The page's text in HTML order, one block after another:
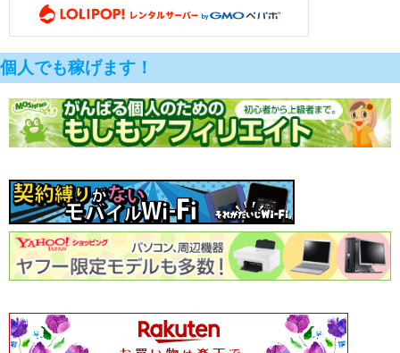
個人でも稼げます！